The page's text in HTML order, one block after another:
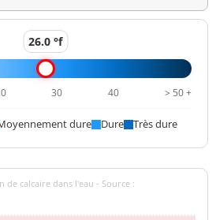
<0,01 mg/L <=0,1 mg/L
Aucun
changement
anormal
7,0 unité pH
>=6,5 et <=9
Aucun
changement
26.0 °f
30 40 > 50 +
dure Dure Très dure
calcaire dans l'eau - Source :